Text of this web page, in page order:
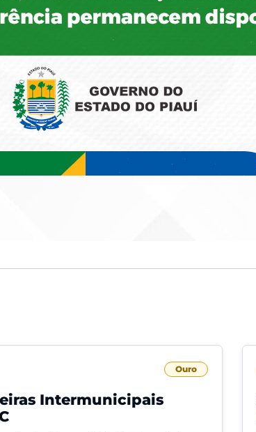
Ouro
Intermunicipais